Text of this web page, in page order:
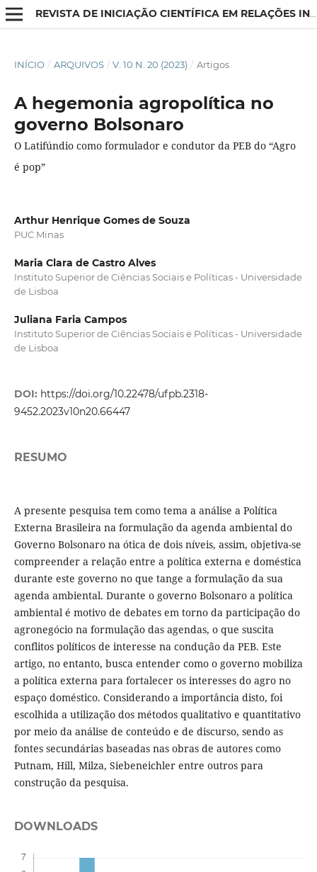
REVISTA DE INICIAÇÃO CIENTÍFICA EM RELAÇÕES INTERNACIONAIS
INÍCIO / ARQUIVOS / V. 10 N. 20 (2023) / Artigos
A hegemonia agropolítica no
governo Bolsonaro
O Latifúndio como formulador e condutor da PEB do “Agro
é pop”
Arthur Henrique Gomes de Souza
PUC Minas
Maria Clara de Castro Alves
Instituto Superior de Ciências Sociais e Políticas - Universidade
de Lisboa
Juliana Faria Campos
Instituto Superior de Ciências Sociais e Políticas - Universidade
de Lisboa
DOI: https://doi.org/10.22478/ufpb.2318-
9452.2023v10n20.66447
RESUMO
A presente pesquisa tem como tema a análise a Política
Externa Brasileira na formulação da agenda ambiental do
Governo Bolsonaro na ótica de dois níveis, assim, objetiva-se
compreender a relação entre a política externa e doméstica
durante este governo no que tange a formulação da sua
agenda ambiental. Durante o governo Bolsonaro a política
ambiental é motivo de debates em torno da participação do
agronegócio na formulação das agendas, o que suscita
conflitos políticos de interesse na condução da PEB. Este
artigo, no entanto, busca entender como o governo mobiliza
a política externa para fortalecer os interesses do agro no
espaço doméstico. Considerando a importância disto, foi
escolhida a utilização dos métodos qualitativo e quantitativo
por meio da análise de conteúdo e de discurso, sendo as
fontes secundárias baseadas nas obras de autores como
Putnam, Hill, Milza, Siebeneichler entre outros para
construção da pesquisa.
DOWNLOADS